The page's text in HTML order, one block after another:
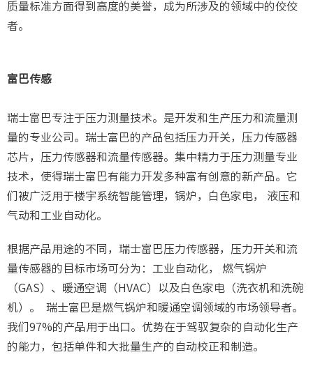
质量标准方面得到高度的美誉，成为所涉及的领域中的佼佼
者。
富巴传感
瑞士富巴专注于压力测量技术。是开发和生产压力和流量测
量的专业公司。瑞士富巴的产品包括压力开关，压力传感器
芯片，压力传感器和流量传感器。集中精力于压力测量专业
技术，使得瑞士富巴有能力开发多种富有创意的新产品。它
们被广泛用于楼宇系统智能管理，锅炉，白色家电， 液压和
气动和工业自动化。
根据产品用途的不同，瑞士富巴压力传感器，压力开关和流
量传感器的目标市场可分为：工业自动化， 燃气锅炉
（GAS）、暖通空调（HVAC）以及白色家电（洗衣机和洗碗
机）。 瑞士富巴是燃气锅炉和暖通空调领域的市场领导者。
我们97%的产品用于出口。优势在于驾驭复杂的自动化生产
的能力，包括单件和大批量生产的自动校正和制造。